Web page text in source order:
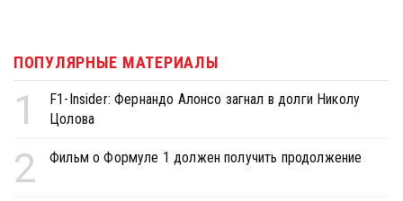
ПОПУЛЯРНЫЕ МАТЕРИАЛЫ
1
F1-Insider: Фернандо Алонсо загнал в долги Николу
Цолова
2 Фильм о Формуле 1 должен получить продолжение